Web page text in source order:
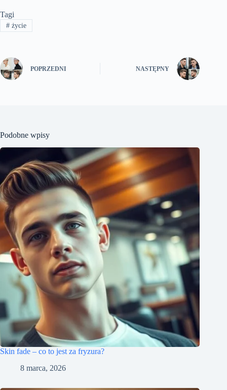
Tagi
#życie
POPRZEDNI NASTĘPNY
Podobne wpisy
Skin fade – co to jest za fryzura?
8 marca, 2026